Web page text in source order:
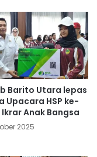
Barito Utara lepas
Upacara HSP ke-
Anak Bangsa
2025